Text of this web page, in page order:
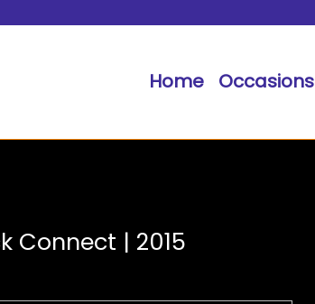
Home Occasions
Connect | 2015